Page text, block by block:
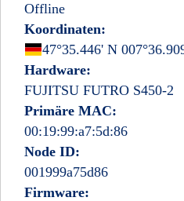
Offline
Koordinaten:
47°35.446' N
Deutschland
Hardware:
FUJITSU FUTRO S450-2
Primäre MAC:
00:19:99:a7:5d:86
Node ID:
001999a75d86
Firmware: